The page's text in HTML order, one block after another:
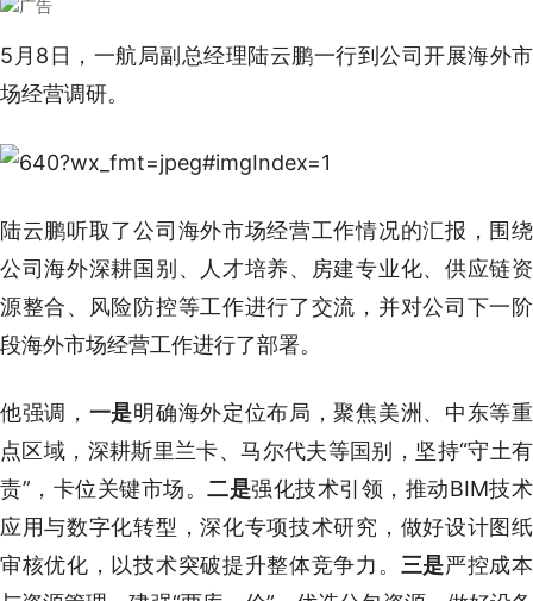
5月8日，一航局副总经理陆云鹏一行到公司开展海外市
场经营调研。
陆云鹏听取了公司海外市场经营工作情况的汇报，围绕
公司海外深耕国别、人才培养、房建专业化、供应链资
源整合、风险防控等工作进行了交流，并对公司下一阶
段海外市场经营工作进行了部署。
他强调， 一是明确海外定位布局，聚焦美洲、中东等重
点区域，深耕斯里兰卡、马尔代夫等国别，坚持“守土有
责”，卡位关键市场。二是强化技术引领，推动BIM技术
应用与数字化转型，深化专项技术研究，做好设计图纸
审核优化，以技术突破提升整体竞争力。 三是严控成本